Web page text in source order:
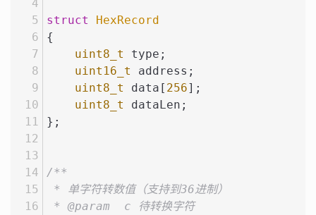
struct
HexRecord
{
uint8_t
type;
uint16_t
address;
uint8_t
data[ 256];
uint8_t
dataLen;
};
/**
* 单字符转数值（支持到36进制）
* @param  c 待转换字符